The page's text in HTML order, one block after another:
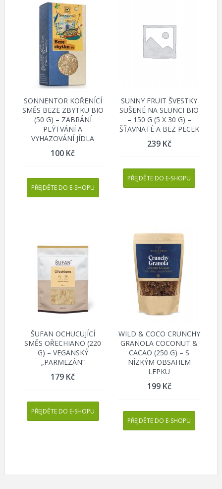
SONNENTOR KOŘENÍCÍ
SMĚS BEZE ZBYTKU BIO
(50 G) – ZABRÁNÍ
PLÝTVÁNÍ A
VYHAZOVÁNÍ JÍDLA
100 Kč
PŘEJDĚTE DO E-SHOPU
SUNNY FRUIT ŠVESTKY
SUŠENÉ NA SLUNCI BIO
– 150 G (5 X 30 G) –
ŠŤAVNATÉ A BEZ PECEK
239 Kč
PŘEJDĚTE DO E-SHOPU
ŠUFAN OCHUCUJÍCÍ
SMĚS OŘECHIANO (220
G) – VEGANSKÝ
„PARMEZÁN“
179 Kč
PŘEJDĚTE DO E-SHOPU
WILD & COCO CRUNCHY
GRANOLA COCONUT &
CACAO (250 G) – S
NÍZKÝM OBSAHEM
LEPKU
199 Kč
PŘEJDĚTE DO E-SHOPU